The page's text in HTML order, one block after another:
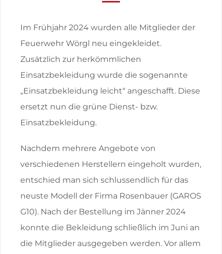
Im Frühjahr 2024 wurden alle Mitglieder der
Feuerwehr Wörgl neu eingekleidet.
Zusätzlich zur herkömmlichen
Einsatzbekleidung wurde die sogenannte
„Einsatzbekleidung leicht“ angeschafft. Diese
ersetzt nun die grüne Dienst- bzw.
Einsatzbekleidung.
Nachdem mehrere Angebote von
verschiedenen Herstellern eingeholt wurden,
entschied man sich schlussendlich für das
neuste Modell der Firma Rosenbauer (GAROS
G10). Nach der Bestellung im Jänner 2024
konnte die Bekleidung schließlich im Juni an
die Mitglieder ausgegeben werden. Vor allem